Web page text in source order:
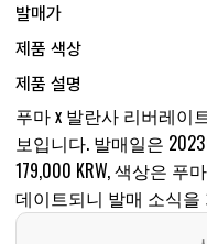
발매가
제품 색상
제품 설명
푸마 x 발란사 리버레이
보입니다. 발매일은
179,000 KRW, 색상은
데이트되니 발매 소식